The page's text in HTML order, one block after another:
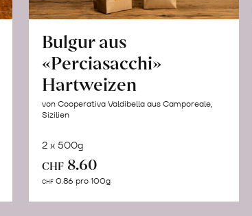
Bulgur aus
«Perciasacchi»
Hartweizen
von Cooperativa Valdibella aus Camporeale,
Sizilien
2 x 500g
CHF 8.60
CHF 0.86 pro 100g